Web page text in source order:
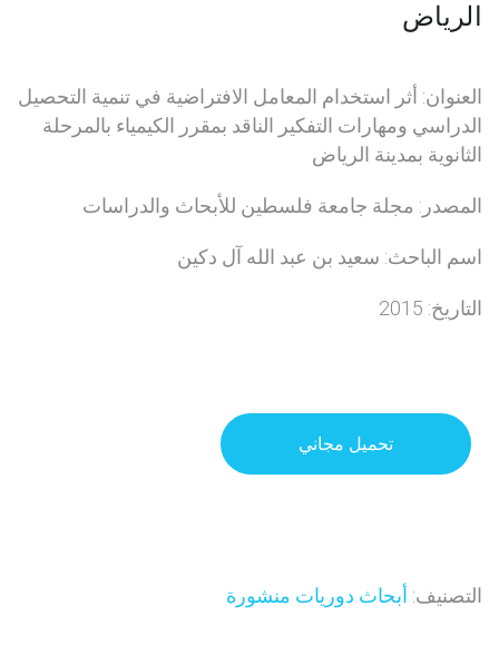
الرياض
العنوان: أثر استخدام المعامل الافتراضية في تنمية التحصيل
الدراسي ومهارات التفكير الناقد بمقرر الكيمياء بالمرحلة
الثانوية بمدينة الرياض
المصدر: مجلة جامعة فلسطين للأبحاث والدراسات
اسم الباحث: سعيد بن عبد الله آل دكين
التاريخ: 2015
تحميل مجاني
التصنيف: أبحاث دوريات منشورة